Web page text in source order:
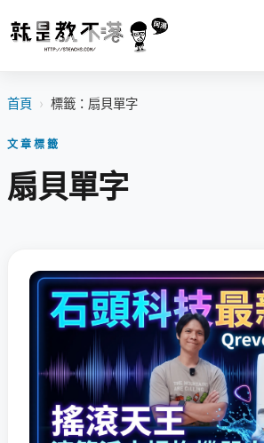
首頁 › 標籤：扇貝單字
文章標籤
扇貝單字